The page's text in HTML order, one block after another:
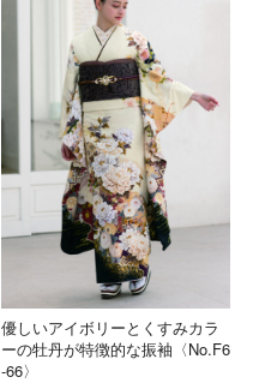
優しいアイボリーとくすみカラ
ーの牡丹が特徴的な振袖〈No.F6
-66〉